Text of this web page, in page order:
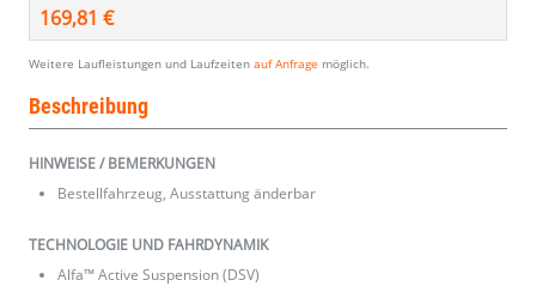
169,81 €
Weitere Laufleistungen und Laufzeiten auf Anfrage möglich.
Beschreibung
HINWEISE / BEMERKUNGEN
Bestellfahrzeug, Ausstattung änderbar
TECHNOLOGIE UND FAHRDYNAMIK
Alfa™ Active Suspension (DSV)